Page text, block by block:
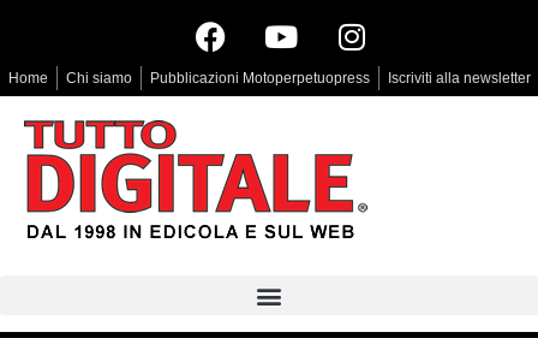
Home Chi siamo Pubblicazioni Motoperpetuopress Iscriviti alla newsletter